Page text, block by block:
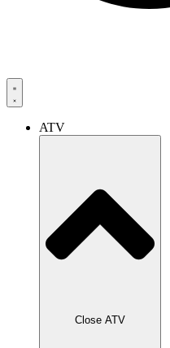
ATV
Close ATV